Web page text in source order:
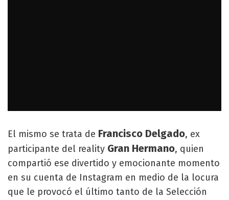
El mismo se trata de Francisco Delgado, ex
participante del reality Gran Hermano, quien
compartió ese divertido y emocionante momento
en su cuenta de Instagram en medio de la locura
que le provocó el último tanto de la Selección